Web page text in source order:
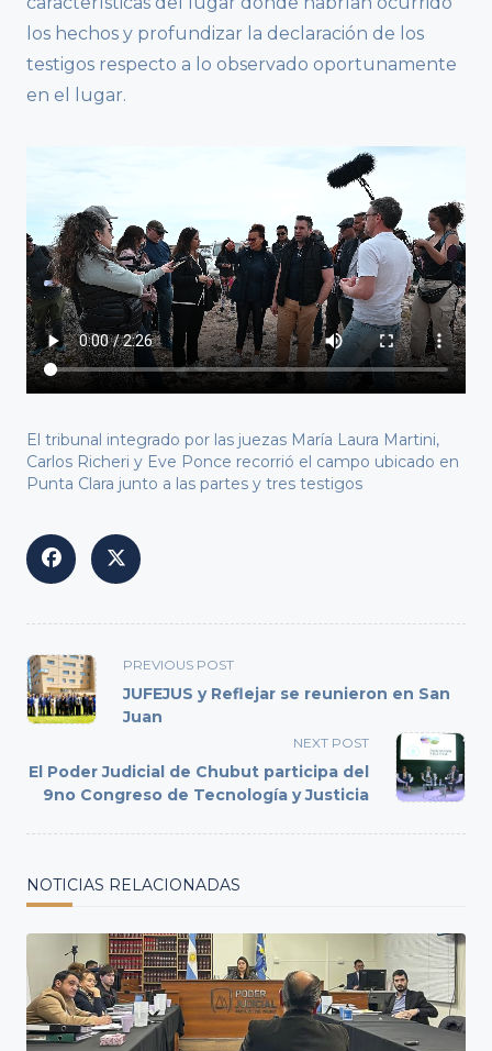
los hechos y profundizar la declaración de los
testigos respecto a lo observado oportunamente
en el lugar.
El tribunal integrado por las juezas María Laura Martini,
Carlos Richeri y Eve Ponce recorrió el campo ubicado en
Punta Clara junto a las partes y tres testigos
<span
class="nav-
subtitle
reader-
text">Page</span>
PREVIOUS POST
JUFEJUS y Reflejar se reunieron en San
Juan
NEXT POST
El Poder Judicial de Chubut participa del
9no Congreso de Tecnología y Justicia
NOTICIAS RELACIONADAS